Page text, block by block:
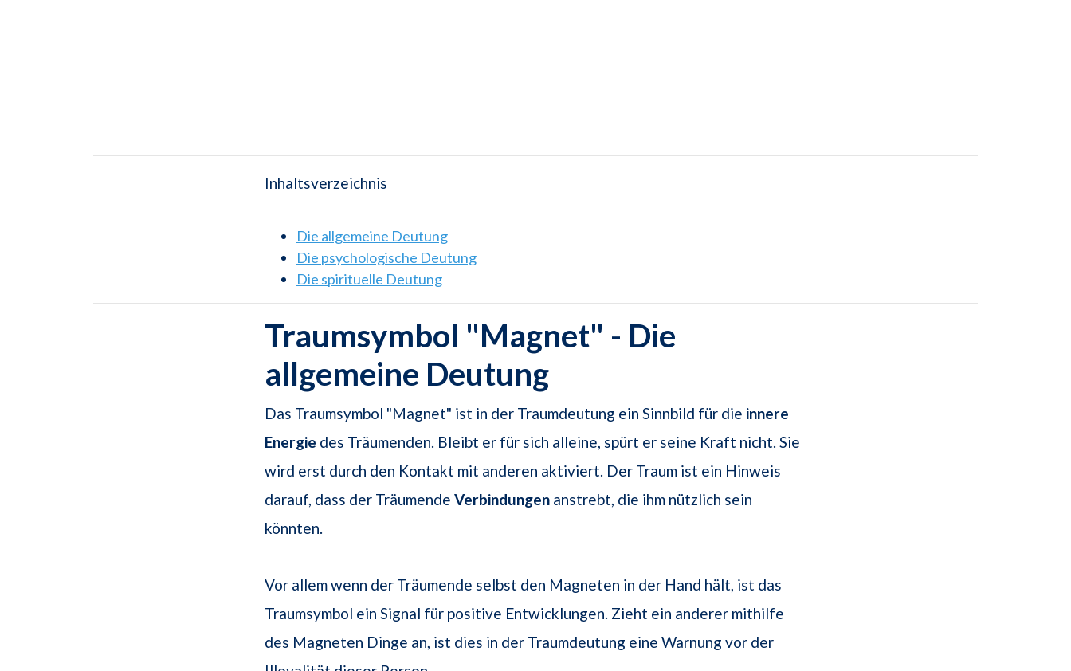
Inhaltsverzeichnis
Die allgemeine Deutung
Die psychologische Deutung
Die spirituelle Deutung
Traumsymbol "Magnet" - Die
allgemeine Deutung
Das Traumsymbol "Magnet" ist in der Traumdeutung ein Sinnbild für die innere
Energie des Träumenden. Bleibt er für sich alleine, spürt er seine Kraft nicht. Sie
wird erst durch den Kontakt mit anderen aktiviert. Der Traum ist ein Hinweis
darauf, dass der Träumende Verbindungen anstrebt, die ihm nützlich sein
könnten.
Vor allem wenn der Träumende selbst den Magneten in der Hand hält, ist das
Traumsymbol ein Signal für positive Entwicklungen. Zieht ein anderer mithilfe
des Magneten Dinge an, ist dies in der Traumdeutung eine Warnung vor der